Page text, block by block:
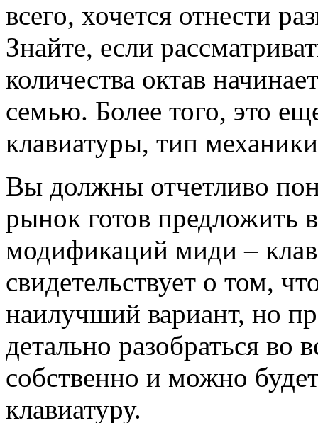
всего, хочется отнести
Знайте, если
количества октав
семью. Более того, это
клавиатуры, тип
Вы должны отчетливо
рынок готов предложить
модификаций миди –
свидетельствует о том,
наилучший вариант, но
детально разобраться во
собственно и можно
клавиатуру.